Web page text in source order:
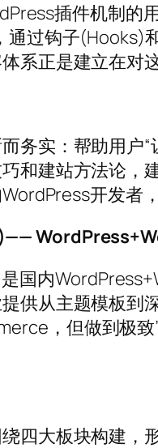
插件机制的
通过钩子
系正是建立在对
务实：帮助用户
和建站方法论，
开发者
国内
供从主题模板到
，但做到极
四大板块构建，